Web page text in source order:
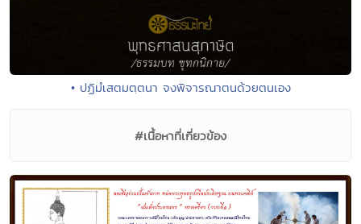
• ปฏิมํเสตมตฺตนา จงพิจารณาตนด้วยตนเอง
#เนื้อหาที่เกี่ยวข้อง